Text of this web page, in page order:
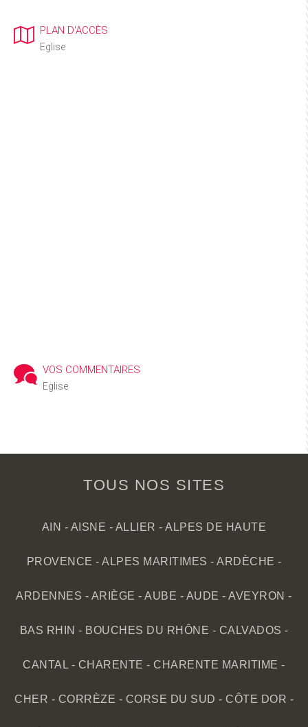
PLAN D'ACCÈS
Eglise
VOS COMMENTAIRES
Eglise
TOUS NOS SITES
AIN - AISNE - ALLIER -ALPES DE HAUTE
PROVENCE - ALPES MARITIMES - ARDÈCHE -
ARDENNES - ARIÈGE -AUBE - AUDE -AVEYRON -
BAS RHIN - BOUCHES DU RHÔNE - CALVADOS -
CANTAL - CHARENTE -CHARENTE MARITIME -
CHER - CORRÈZE - CORSE DU SUD - CÔTE DOR -